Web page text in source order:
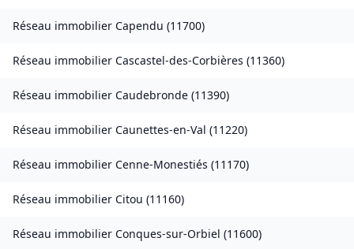
Réseau immobilier Capendu (11700)
Réseau immobilier Cascastel-des-Corbières (11360)
Réseau immobilier Caudebronde (11390)
Réseau immobilier Caunettes-en-Val (11220)
Réseau immobilier Cenne-Monestiés (11170)
Réseau immobilier Citou (11160)
Réseau immobilier Conques-sur-Orbiel (11600)